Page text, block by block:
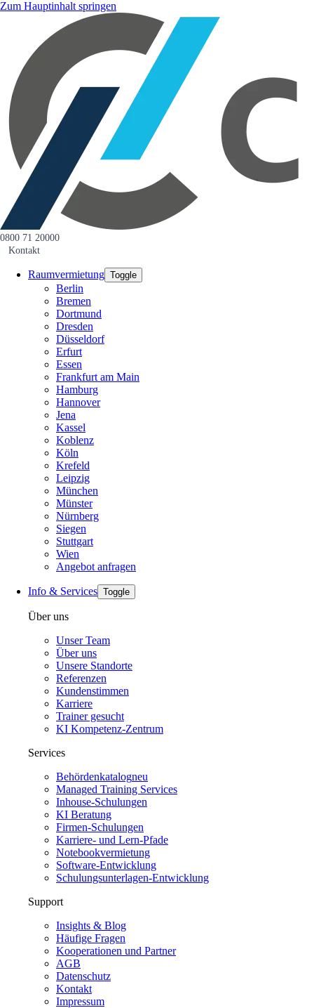
Zum Hauptinhalt springen
0800 71 20000
Kontakt
Raumvermietung Toggle
Berlin
Bremen
Dortmund
Dresden
Düsseldorf
Erfurt
Essen
Frankfurt am Main
Hamburg
Hannover
Jena
Kassel
Koblenz
Köln
Krefeld
Leipzig
München
Münster
Nürnberg
Siegen
Stuttgart
Wien
Angebot anfragen
Info & Services Toggle
Über uns
Unser Team
Über uns
Unsere Standorte
Referenzen
Kundenstimmen
Karriere
Trainer gesucht
KI Kompetenz-Zentrum
Services
Behördenkatalogneu
Managed Training Services
Inhouse-Schulungen
KI Beratung
Firmen-Schulungen
Karriere- und Lern-Pfade
Notebookvermietung
Software-Entwicklung
Schulungsunterlagen-Entwicklung
Support
Insights & Blog
Häufige Fragen
Kooperationen und Partner
AGB
Datenschutz
Kontakt
Impressum